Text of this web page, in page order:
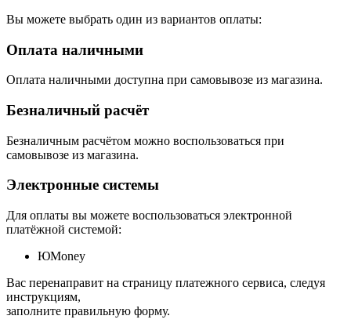
Вы можете выбрать один из вариантов оплаты:
Оплата наличными
Оплата наличными доступна при самовывозе из магазина.
Безналичный расчёт
Безналичным расчётом можно воспользоваться при
самовывозе из магазина.
Электронные системы
Для оплаты вы можете воспользоваться электронной
платёжной системой:
ЮMoney
Вас перенаправит на страницу платежного сервиса, следуя
инструкциям,
заполните правильную форму.